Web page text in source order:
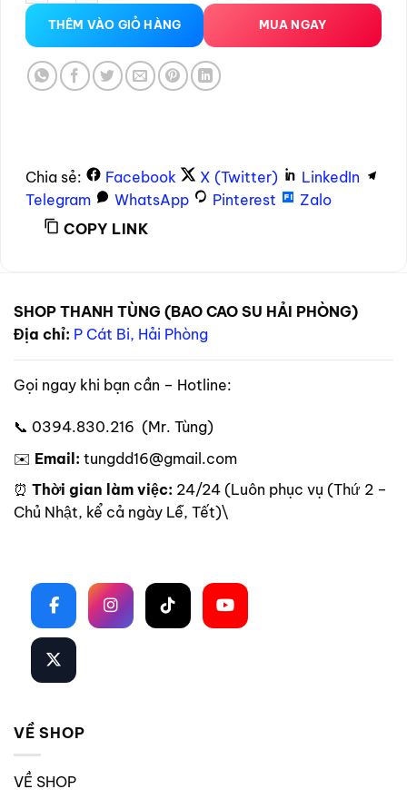
THÊM VÀO GIỎ HÀNG MUA NGAY
Chia sẻ: Facebook X (Twitter)
LinkedIn
Telegram
WhatsApp Pinterest
Zalo
COPY LINK
SHOP THANH TÙNG (BAO CAO SU HẢI PHÒNG)
Địa chỉ: P Cát Bi, Hải Phòng
Gọi ngay khi bạn cần – Hotline:
📞 0394.830.216 (Mr. Tùng)
✉️ Email: tungdd16@gmail.com
⏰ Thời gian làm việc: 24/24 (Luôn phục vụ (Thứ 2 –
Chủ Nhật, kể cả ngày Lễ, Tết)\
VỀ SHOP
VỀ SHOP